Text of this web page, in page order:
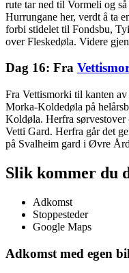
rute tar ned til Vormeli og
Hurrungane her, verdt å ta
forbi stidelet til Fondsbu,
over Fleskedøla. Videre
Dag 16: Fra
Fra Vettismorki til kanten av
Morka-Koldedøla på
Koldøla. Herfra sørvestover
Vetti Gard. Herfra går det
på Svalheim gard i Øvre
Slik kommer du
Adkomst
Stoppesteder
Google Maps
Adkomst med egen bil